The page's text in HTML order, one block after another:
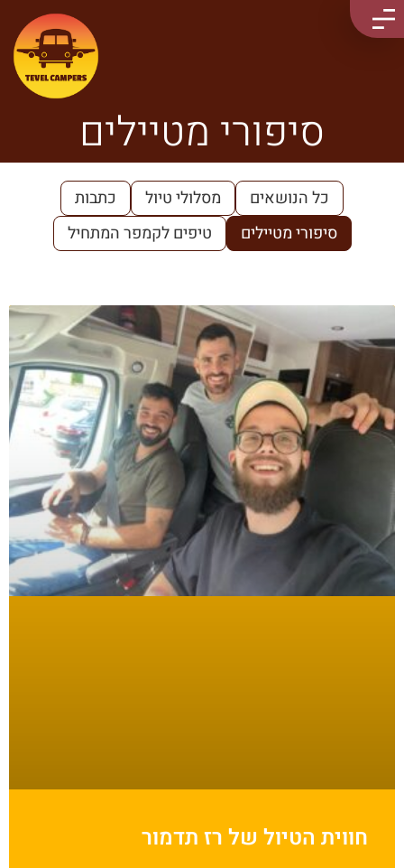
סיפורי מטיילים
כל הנושאים מסלולי טיול
כתבות
סיפורי מטיילים
טיפים לקמפר המתחיל
חווית הטיול של רז תדמור